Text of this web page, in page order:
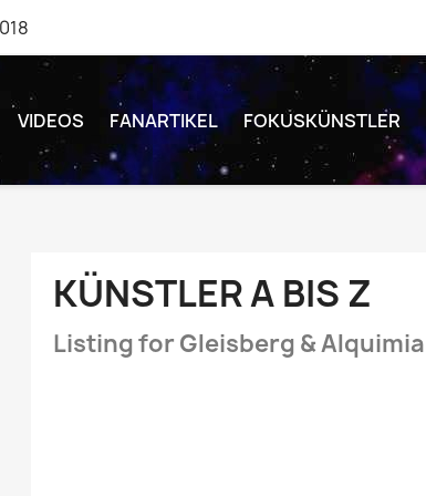
VIDEOS FANARTIKEL FOKUSKÜNSTLER
KÜNSTLER A BIS Z
Listing for Gleisberg & Alquimia